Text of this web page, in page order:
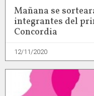
Mañana se
integrantes del
Concordia
12/11/2020